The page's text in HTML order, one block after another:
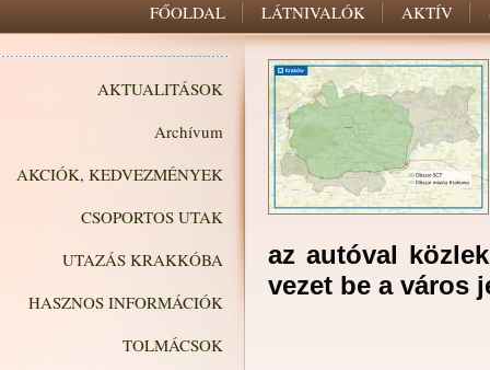
FŐOLDAL LÁTNIVALÓK AKTÍV
AKTUALITÁSOK
Archívum
AKCIÓK, KEDVEZMÉNYEK
CSOPORTOS UTAK
UTAZÁS KRAKKÓBA
HASZNOS INFORMÁCIÓK
TOLMÁCSOK
az autóval
vezet be a város